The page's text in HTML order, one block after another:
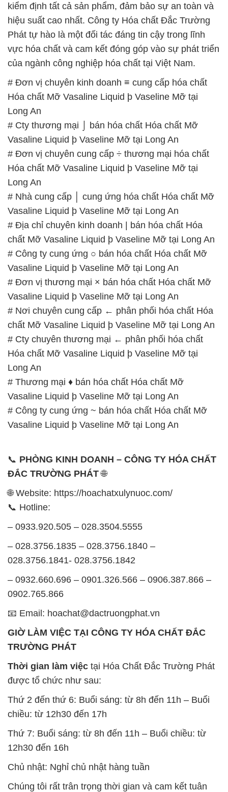
kiểm định tất cả sản phẩm, đảm bảo sự an toàn và
hiệu suất cao nhất. Công ty Hóa chất Đắc Trường
Phát tự hào là một đối tác đáng tin cậy trong lĩnh
vực hóa chất và cam kết đóng góp vào sự phát triển
của ngành công nghiệp hóa chất tại Việt Nam.
# Đơn vị chuyên kinh doanh ≡ cung cấp hóa chất
Hóa chất Mỡ Vasaline Liquid þ Vaseline Mỡ tại
Long An
# Cty thương mại ⌡ bán hóa chất Hóa chất Mỡ
Vasaline Liquid þ Vaseline Mỡ tại Long An
# Đơn vị chuyên cung cấp ÷ thương mại hóa chất
Hóa chất Mỡ Vasaline Liquid þ Vaseline Mỡ tại
Long An
# Nhà cung cấp │ cung ứng hóa chất Hóa chất Mỡ
Vasaline Liquid þ Vaseline Mỡ tại Long An
# Địa chỉ chuyên kinh doanh | bán hóa chất Hóa
chất Mỡ Vasaline Liquid þ Vaseline Mỡ tại Long An
# Công ty cung ứng ○ bán hóa chất Hóa chất Mỡ
Vasaline Liquid þ Vaseline Mỡ tại Long An
# Đơn vị thương mại × bán hóa chất Hóa chất Mỡ
Vasaline Liquid þ Vaseline Mỡ tại Long An
# Nơi chuyên cung cấp ← phân phối hóa chất Hóa
chất Mỡ Vasaline Liquid þ Vaseline Mỡ tại Long An
# Cty chuyên thương mại ← phân phối hóa chất
Hóa chất Mỡ Vasaline Liquid þ Vaseline Mỡ tại
Long An
# Thương mại ♦ bán hóa chất Hóa chất Mỡ
Vasaline Liquid þ Vaseline Mỡ tại Long An
# Công ty cung ứng ~ bán hóa chất Hóa chất Mỡ
Vasaline Liquid þ Vaseline Mỡ tại Long An
📞 PHÒNG KINH DOANH – CÔNG TY HÓA CHẤT
ĐẮC TRƯỜNG PHÁT🌐
🌐 Website: https://hoachatxulynuoc.com/
📞 Hotline:
– 0933.920.505 – 028.3504.5555
– 028.3756.1835 – 028.3756.1840 –
028.3756.1841- 028.3756.1842
– 0932.660.696 – 0901.326.566 – 0906.387.866 –
0902.765.866
📧 Email: hoachat@dactruongphat.vn
GIỜ LÀM VIỆC TẠI CÔNG TY HÓA CHẤT ĐẮC
TRƯỜNG PHÁT
Thời gian làm việc tại Hóa Chất Đắc Trường Phát
được tổ chức như sau:
Thứ 2 đến thứ 6: Buổi sáng: từ 8h đến 11h – Buổi
chiều: từ 12h30 đến 17h
Thứ 7: Buổi sáng: từ 8h đến 11h – Buổi chiều: từ
12h30 đến 16h
Chủ nhật: Nghỉ chủ nhật hàng tuần
Chúng tôi rất trân trọng thời gian và cam kết tuân